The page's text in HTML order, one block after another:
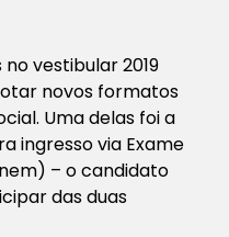
vestibular 2019
novos formatos
Uma delas foi a
ingresso via Exame
– o candidato
das duas